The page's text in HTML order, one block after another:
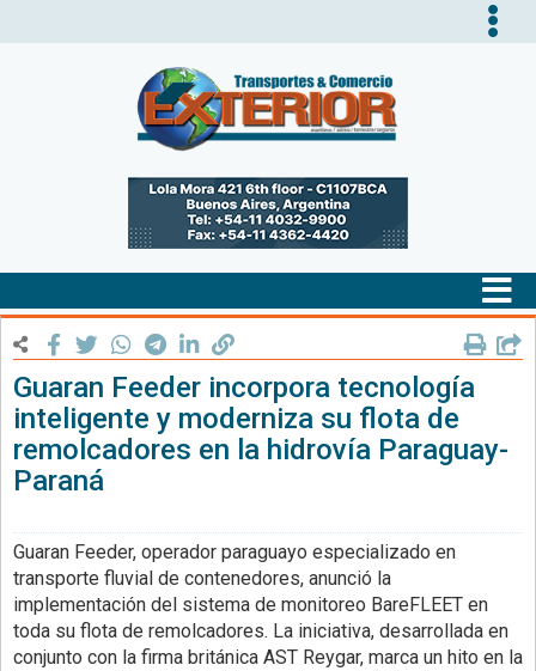
Guaran Feeder incorpora tecnología
inteligente y moderniza su flota de
remolcadores en la hidrovía Paraguay-
Paraná
Guaran Feeder, operador paraguayo especializado en
transporte fluvial de contenedores, anunció la
implementación del sistema de monitoreo BareFLEET en
toda su flota de remolcadores. La iniciativa, desarrollada en
conjunto con la firma británica AST Reygar, marca un hito en la